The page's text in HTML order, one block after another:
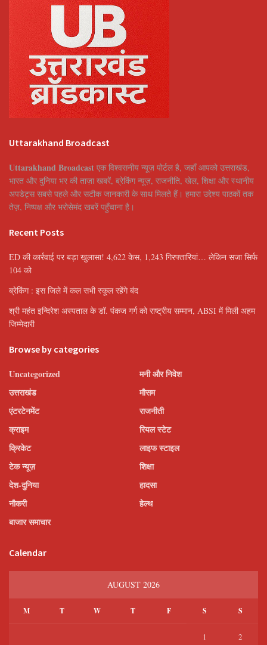
Uttarakhand Broadcast
Uttarakhand Broadcast एक विश्वसनीय न्यूज़ पोर्टल है, जहाँ आपको उत्तराखंड,
भारत और दुनिया भर की ताज़ा खबरें, ब्रेकिंग न्यूज़, राजनीति, खेल, शिक्षा और स्थानीय
अपडेट्स सबसे पहले और सटीक जानकारी के साथ मिलते हैं। हमारा उद्देश्य पाठकों तक
तेज़, निष्पक्ष और भरोसेमंद खबरें पहुँचाना है।
Recent Posts
ED की कार्रवाई पर बड़ा खुलासा! 4,622 केस, 1,243 गिरफ्तारियां… लेकिन सजा सिर्फ
104 को
ब्रेकिंग : इस जिले में कल सभी स्कूल रहेंगे बंद
श्री महंत इन्दिरेश अस्पताल के डॉ. पंकज गर्ग को राष्ट्रीय सम्मान, ABSI में मिली अहम
जिम्मेदारी
Browse by categories
Uncategorized
उत्तराखंड
एंटरटेनमेंट
क्राइम
क्रिकेट
टेक न्यूज़
देश-दुनिया
नौकरी
बाजार समाचार
मनी और निवेश
मौसम
राजनीती
रियल स्टेट
लाइफ स्टाइल
शिक्षा
हादसा
हेल्थ
Calendar
AUGUST 2026
M T W T F S S
1 2